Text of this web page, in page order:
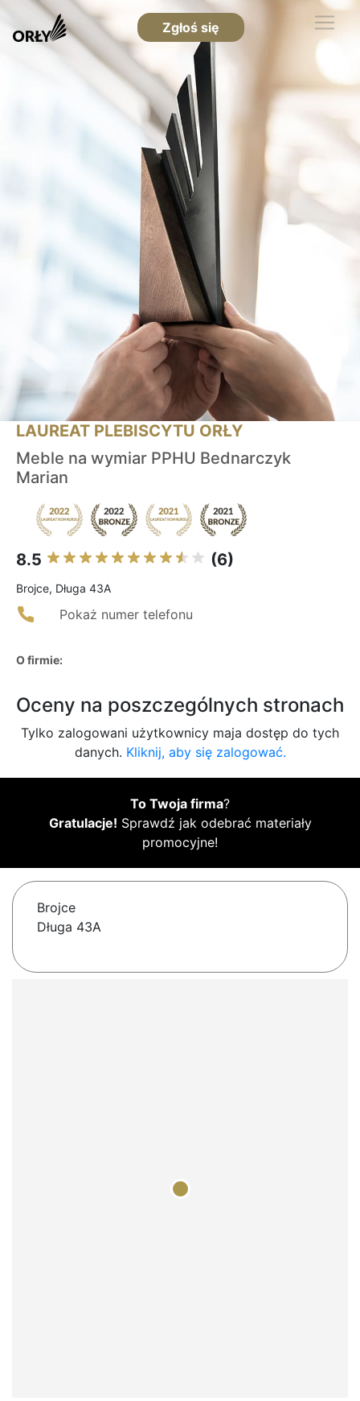
Zgłoś się
LAUREAT PLEBISCYTU ORŁY
Meble na wymiar PPHU Bednarczyk
Marian
8.5 (6)
Brojce, Długa 43A
Pokaż numer telefonu
O firmie:
Oceny na poszczególnych stronach
Tylko zalogowani użytkownicy maja dostęp do tych
danych. Kliknij, aby się zalogować.
To Twoja firma?
Gratulacje! Sprawdź jak odebrać materiały
promocyjne!
Brojce
Długa 43A